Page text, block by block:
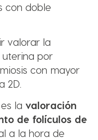
con doble
valorar la
por
con mayor
2D.
la valoración
de folículos de
a la hora de